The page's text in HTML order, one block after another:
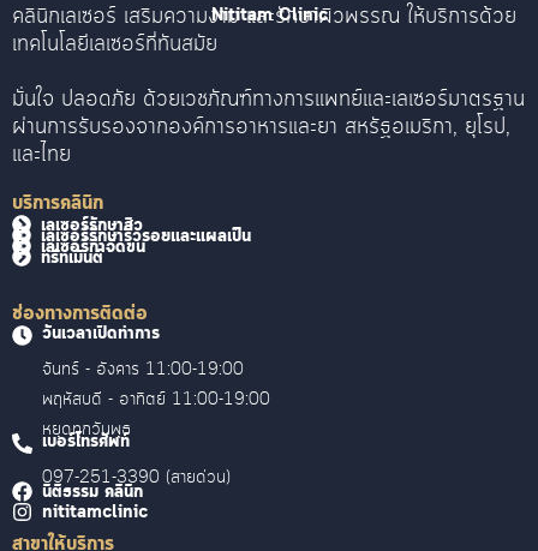
Nititam Clinic
คลินิกเลเซอร์ เสริมความงาม และรักษาผิวพรรณ ให้บริการด้วย
เทคโนโลยีเลเซอร์ที่ทันสมัย
มั่นใจ ปลอดภัย ด้วยเวชภัณฑ์ทางการแพทย์และเลเซอร์มาตรฐาน
ผ่านการรับรองจากองค์การอาหารและยา สหรัฐอเมริกา, ยุโรป,
และไทย
บริการคลินิก
เลเซอร์รักษาสิว
เลเซอร์รักษาริ้วรอยและแผลเป็น
เลเซอร์กำจัดขน
ทรีทเม้นต์
ช่องทางการติดต่อ
วันเวลาเปิดทำการ
จันทร์ - อังคาร 11:00-19:00
พฤหัสบดี - อาทิตย์ 11:00-19:00
หยุดทุกวันพุธ
เบอร์โทรศัพท์
097-251-3390 (สายด่วน)
นิติธรรม คลินิก
nititamclinic
สาขาให้บริการ